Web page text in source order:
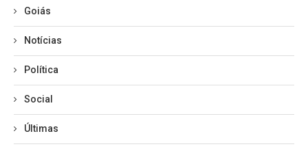
Goiás
Notícias
Política
Social
Últimas